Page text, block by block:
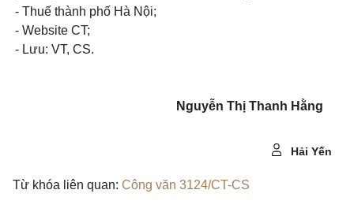
- Thuế thành phố Hà Nội;
- Website CT;
- Lưu: VT, CS.
Nguyễn Thị Thanh Hằng
Hải Yến
Từ khóa liên quan: Công văn 3124/CT-CS